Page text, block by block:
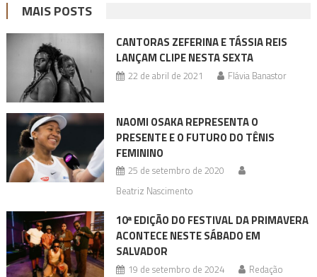
MAIS POSTS
CANTORAS ZEFERINA E TÁSSIA REIS
LANÇAM CLIPE NESTA SEXTA
22 de abril de 2021 Flávia Banastor
NAOMI OSAKA REPRESENTA O
PRESENTE E O FUTURO DO TÊNIS
FEMININO
25 de setembro de 2020
Beatriz Nascimento
10ª EDIÇÃO DO FESTIVAL DA PRIMAVERA
ACONTECE NESTE SÁBADO EM
SALVADOR
19 de setembro de 2024 Redação